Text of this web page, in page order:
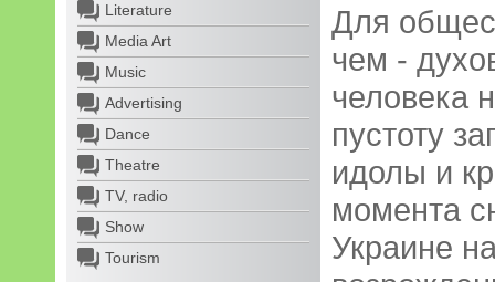
Literature
Media Art
Music
Advertising
Dance
Theatre
TV, radio
Show
Tourism
Для
чем -
человека
пустоту
идолы и
момента
Украине